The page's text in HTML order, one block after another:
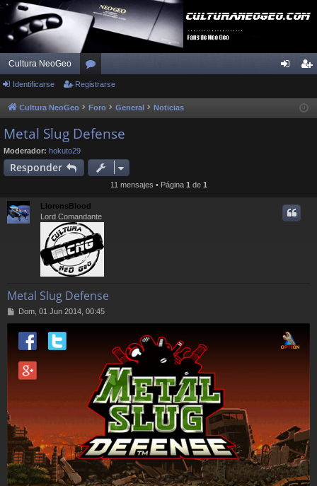
Cultura NeoGeo
or
os ist
Identificarse Registrarse
Cultura NeoGeo Foro General Noticias
Metal Slug Defense
Moderador: hokuto29
Responder
11 mensajes • Página 1de 1
LlorensBlood
Lord Comandante
Metal Slug Defense
M
n
Dom, 01 Jun 2014, 00:45